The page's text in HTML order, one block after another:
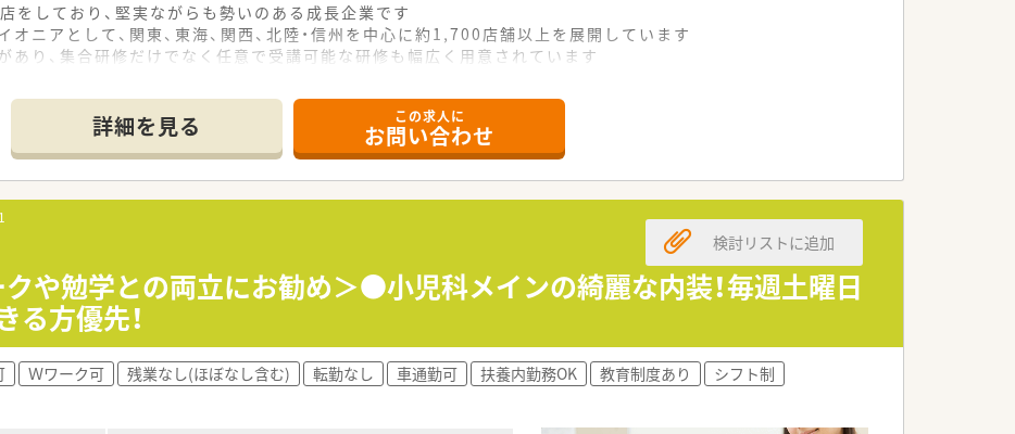
しており、堅実ながらも勢いのある成長企業です
ニアとして、関東、東海、関西、北陸・信州を中心に約1,700店舗以上を展開しています
り、集合研修だけでなく任意で受講可能な研修も幅広く用意されています
日休み・19時までの勤務）どちらかの働き方を選択できます
モール・クリニック併設店舗」「敷地内薬局」「訪問調剤特化型店舗」など様々な店舗を運営しています
んでおり「訪問調剤特化型店舗」を50店舗以上、無菌調剤室は業界最多の51店舗設置しています
」「健康経営優良法人2023（大規模法人部門）認定」等を取得し一人ひとりが働きやすい環境が整備されて
、評価制度、キャリア支援制度等があるのも特徴です
詳細を見る この求人に
お問い合わせ
クや勉学との両立にお勧め＞●小児科メインの綺麗な内装！毎週土曜日
方優先！
検討リストに追加
Ｗワーク可 残業なし(ほぼなし含む) 転勤なし 車通勤可 扶養内勤務OK 教育制度あり
シフト制